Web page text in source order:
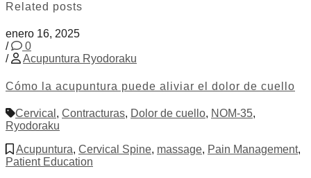
Related posts
enero 16, 2025
/
0
/
Acupuntura Ryodoraku
Cómo la acupuntura puede aliviar el dolor de cuello
Cervical , Contracturas, Dolor de cuello, NOM-35,
Ryodoraku
Acupuntura, Cervical Spine, massage, Pain Management,
Patient Education